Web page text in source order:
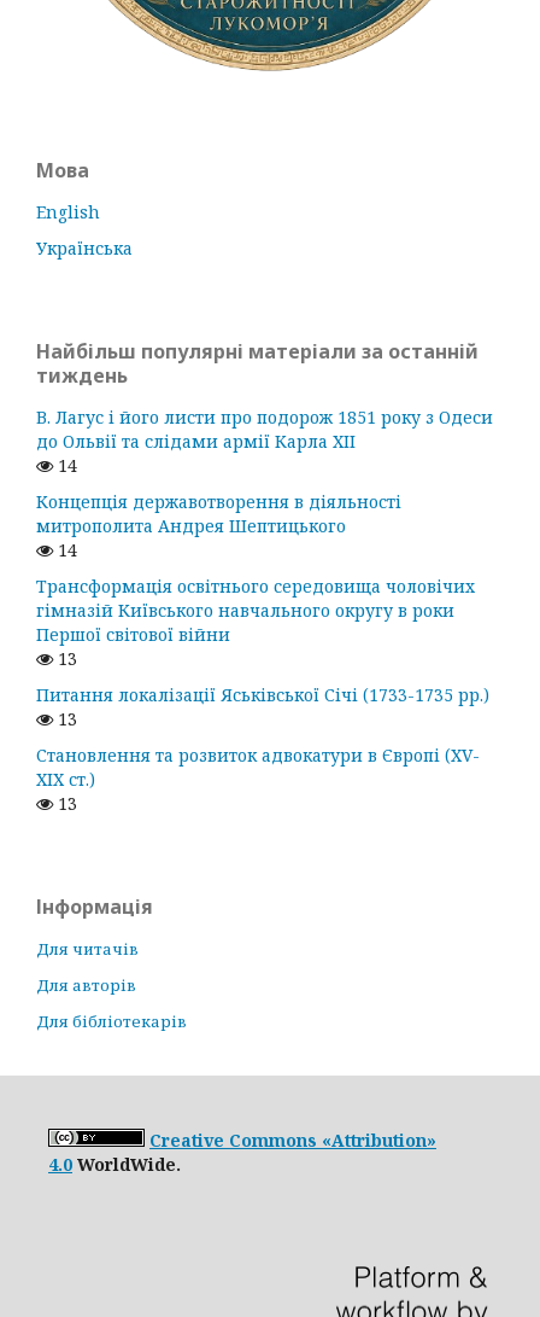
Мова
English
Українська
Найбільш популярні матеріали за останній
тиждень
В. Лагус і його листи про подорож 1851 року з Одеси
до Ольвії та слідами армії Карла ХІІ
14
Концепція державотворення в діяльності
митрополита Андрея Шептицького
14
Трансформація освітнього середовища чоловічих
гімназій Київського навчального округу в роки
Першої світової війни
13
Питання локалізації Яськівської Січі (1733-1735 рр.)
13
Становлення та розвиток адвокатури в Європі (ХV-
ХІХ ст.)
13
Інформація
Для читачів
Для авторів
Для бібліотекарів
Creative Commons «Attribution»
4.0 WorldWide.